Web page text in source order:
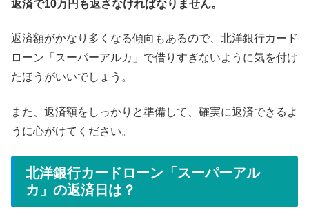
返済で10万円も返さなければなりません。
返済額がかなり多くなる傾向もあるので、北洋銀行カード
ローン「スーパーアルカ」で借りすぎないように気を付け
たほうがいいでしょう。
また、返済額をしっかりと準備して、確実に返済できるよ
うに心がけてください。
北洋銀行カードローン「スーパーアル
カ」の返済日は？